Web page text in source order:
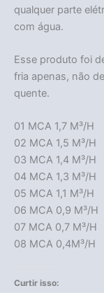
qualquer parte
com água.
Esse produto foi
fria apenas, não
quente.
01 MCA 1,7 M³/H
02 MCA 1,5 M³/H
03 MCA 1,4 M³/H
04 MCA 1,3 M³/H
05 MCA 1,1 M³/H
06 MCA 0,9 M³/H
07 MCA 0,7 M³/H
08 MCA 0,4M³/H
Curtir isso: